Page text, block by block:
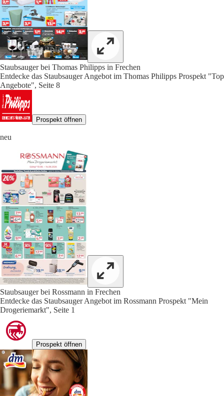
Staubsauger bei Thomas Philipps in Frechen
Entdecke das Staubsauger Angebot im Thomas Philipps Prospekt "Top
Angebote", Seite 8
Prospekt öffnen
neu
Staubsauger bei Rossmann in Frechen
Entdecke das Staubsauger Angebot im Rossmann Prospekt "Mein
Drogeriemarkt", Seite 1
Prospekt öffnen